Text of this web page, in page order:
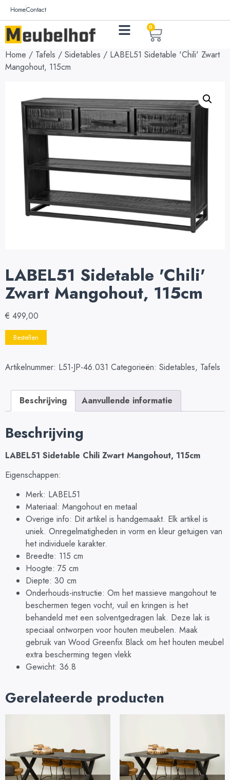
HomeContact
0
Home / Tafels / Sidetables / LABEL51 Sidetable 'Chili' Zwart
Mangohout, 115cm
LABEL51 Sidetable 'Chili'
Zwart Mangohout, 115cm
€ 499,00
Bestellen
Artikelnummer: L51-JP-46.031 Categorieën: Sidetables, Tafels
Beschrijving Aanvullende informatie
Beschrijving
LABEL51 Sidetable Chili Zwart Mangohout, 115cm
Eigenschappen:
Merk: LABEL51
Materiaal: Mangohout en metaal
Overige info: Dit artikel is handgemaakt. Elk artikel is
uniek. Onregelmatigheden in vorm en kleur getuigen van
het individuele karakter.
Breedte: 115 cm
Hoogte: 75 cm
Diepte: 30 cm
Onderhouds-instructie: Om het massieve mangohout te
beschermen tegen vocht, vuil en kringen is het
behandeld met een solventgedragen lak. Deze lak is
speciaal ontworpen voor houten meubelen. Maak
gebruik van Wood Greenfix Black om het houten meubel
extra bescherming tegen vlekk
Gewicht: 36.8
Gerelateerde producten